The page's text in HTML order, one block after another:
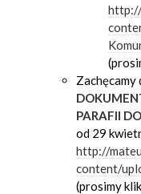
Zachęcamy
PARAFII
od 29
http://
content/
(prosimy